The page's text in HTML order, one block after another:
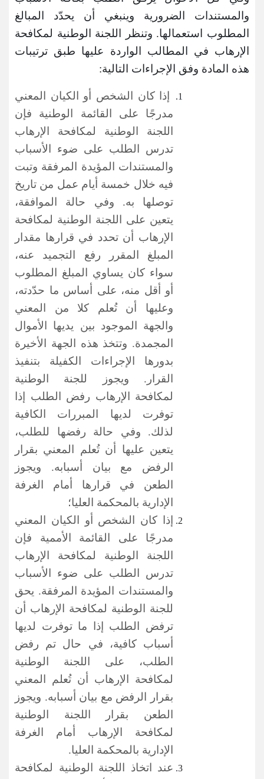
والمستندات الضرورية وينبغي أن يحدّد المبالغ
المطلوب استعمالها. وتنظر اللجنة الوطنية لمكافحة
الإرهاب في المطالب الواردة عليها طبق ترتيبات
هذه المادة وفق الإجراءات التالية:
إذا كان الشخص أو الكيان المعني
مدرجًا على القائمة الوطنية فإن
اللجنة الوطنية لمكافحة الإرهاب
تدرس الطلب على ضوء الأسباب
والمستندات المؤيدة المرفقة وتبت
فيه خلال خمسة أيام عمل من تاريخ
توصلها به. وفي حالة الموافقة،
يتعين على اللجنة الوطنية لمكافحة
الإرهاب أن تحدد في قرارها مقدار
المبلغ المقرر رفع التجميد عنه،
سواء كان يساوي المبلغ المطلوب
أو أقل منه، على أساس ما حدّدته،
وعليها أن تُعلم كلا من المعني
والجهة الموجود بين يديها الأموال
المجمدة. وتتخذ هذه الجهة الأخيرة
بدورها الإجراءات الكفيلة بتنفيذ
القرار. ويجوز للجنة الوطنية
لمكافحة الإرهاب رفض الطلب إذا
توفرت لديها المبررات الكافية
لذلك. وفي حالة رفضها للطلب،
يتعين عليها أن تُعلم المعني بقرار
الرفض مع بيان أسبابه. ويجوز
الطعن في قرارها أمام الغرفة
الإدارية بالمحكمة العليا؛
إذا كان الشخص أو الكيان المعني
مدرجًا على القائمة الأممية فإن
اللجنة الوطنية لمكافحة الإرهاب
تدرس الطلب على ضوء الأسباب
والمستندات المؤيدة المرفقة. يحق
للجنة الوطنية لمكافحة الإرهاب أن
ترفض الطلب إذا ما توفرت لديها
أسباب كافية، في حال تم رفض
الطلب، على اللجنة الوطنية
لمكافحة الإرهاب أن تُعلم المعني
بقرار الرفض مع بيان أسبابه. ويجوز
الطعن بقرار اللجنة الوطنية
لمكافحة الإرهاب أمام الغرفة
الإدارية بالمحكمة العليا.
عند اتخاذ اللجنة الوطنية لمكافحة